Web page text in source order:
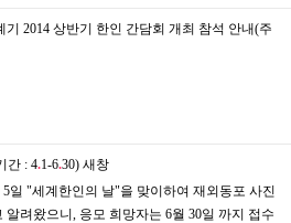
기 2014 상반기 한인 간담회 개최 참석 안내(주
간 : 4.1-6.30) 새창
일 "세계한인의 날"을 맞이하여 재외동포 사진
려왔으니, 응모 희망자는 6월 30일 까지 접수